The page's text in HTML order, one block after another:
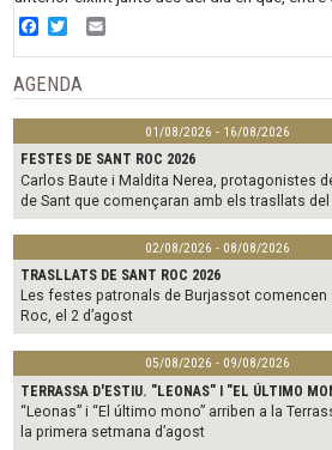
Facebook
Twitter
AGENDA
01/08/2026 - 16/08/2026
FESTES DE SANT ROC 2026
Carlos Baute i Maldita Nerea, protagonistes
de Sant que començaran amb els trasllats
02/08/2026 - 08/08/2026
TRASLLATS DE SANT ROC 2026
Les festes patronals de Burjassot comencen
Roc, el 2 d’agost
05/08/2026 - 09/08/2026
TERRASSA D'ESTIU. "LEONAS" I "EL ÚLTIMO
“Leonas” i “El último mono” arriben a la
la primera setmana d’agost